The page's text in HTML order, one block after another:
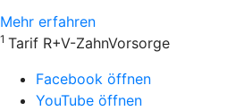
Mehr erfahren
1 Tarif R+V-ZahnVorsorge
Facebook öffnen
YouTube öffnen